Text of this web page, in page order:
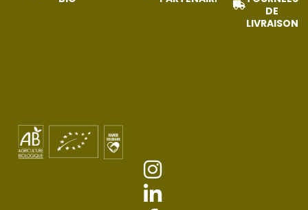
DE
LIVRAISON